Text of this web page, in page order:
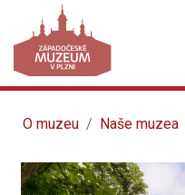
O muzeu Naše muzea